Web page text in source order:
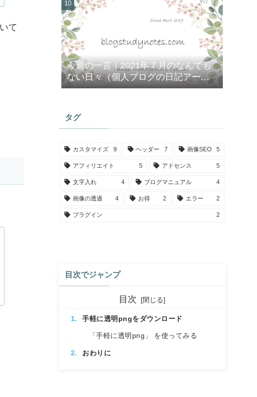
て
今週の一言｜2021年７月のなんでも
ない日々（個人ブログの日記アーカ
イブ）
タグ
カスタマイズ 9 ヘッダー 7 画像SEO 5
アフィリエイト 5 アドセンス 5
文字入れ 4 ブログマニュアル 4
画像の透過 4 お得 2 エラー 2
プラグイン 2
目次でジャンプ
目次
手軽に透明pngをダウンロード
「手軽に透明png」 を使ってみる
おわりに